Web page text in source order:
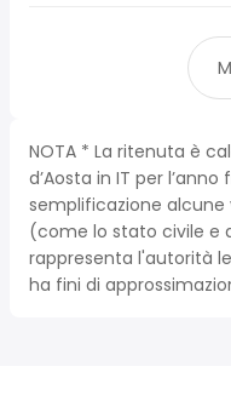
NOTA * La ritenuta è
d’Aosta in IT per
semplificazione
(come lo stato civile e
rappresenta l'autorità
ha fini di